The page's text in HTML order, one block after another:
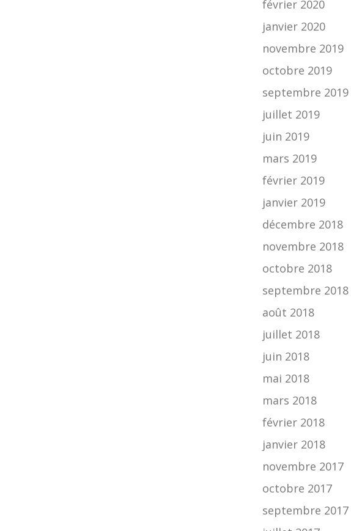
février 2020
janvier 2020
novembre 2019
octobre 2019
septembre 2019
juillet 2019
juin 2019
mars 2019
février 2019
janvier 2019
décembre 2018
novembre 2018
octobre 2018
septembre 2018
août 2018
juillet 2018
juin 2018
mai 2018
mars 2018
février 2018
janvier 2018
novembre 2017
octobre 2017
septembre 2017